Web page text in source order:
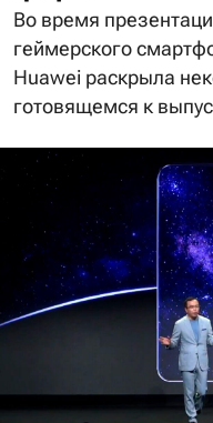
Во время
геймерского
Huawei раскрыла
готовящемся к